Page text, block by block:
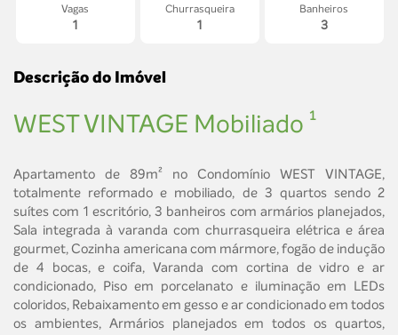
Vagas
1
Churrasqueira
1
Banheiros
3
Descrição do Imóvel
WEST VINTAGE Mobiliado ¹
Apartamento de 89m² no Condomínio WEST VINTAGE,
totalmente reformado e mobiliado, de 3 quartos sendo 2
suítes com 1 escritório, 3 banheiros com armários planejados,
Sala integrada à varanda com churrasqueira elétrica e área
gourmet, Cozinha americana com mármore, fogão de indução
de 4 bocas, e coifa, Varanda com cortina de vidro e ar
condicionado, Piso em porcelanato e iluminação em LEDs
coloridos, Rebaixamento em gesso e ar condicionado em todos
os ambientes, Armários planejados em todos os quartos,